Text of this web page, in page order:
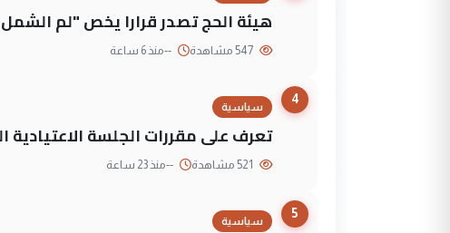
هيئة الحج تصدر قرارا يخص "لم
--منذ 6 ساعة
4
سياسية
تعرف على مقررات الجلسة الاعتيادية
--منذ 23 ساعة
5
سياسية